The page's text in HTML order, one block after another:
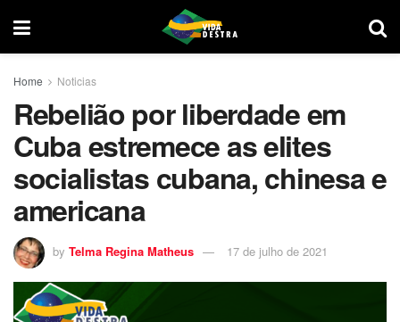
Home Noticias
Rebelião por liberdade em
Cuba estremece as elites
socialistas cubana, chinesa e
americana
by Telma Regina Matheus 17 de julho de 2021